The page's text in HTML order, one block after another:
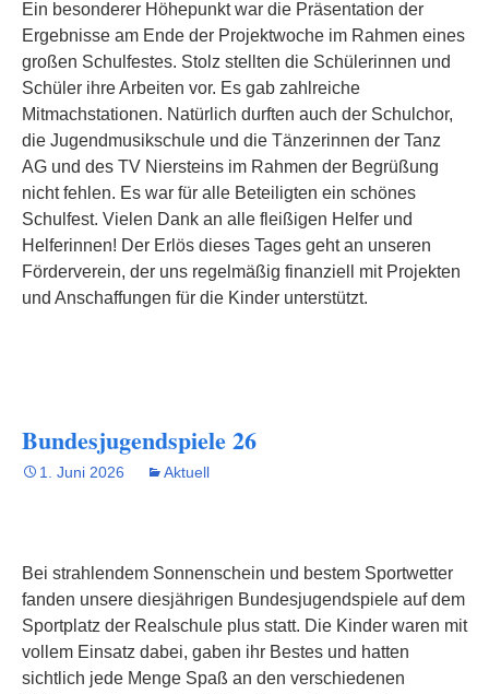
Ein besonderer Höhepunkt war die Präsentation der
Ergebnisse am Ende der Projektwoche im Rahmen eines
großen Schulfestes. Stolz stellten die Schülerinnen und
Schüler ihre Arbeiten vor. Es gab zahlreiche
Mitmachstationen. Natürlich durften auch der Schulchor,
die Jugendmusikschule und die Tänzerinnen der Tanz
AG und des TV Niersteins im Rahmen der Begrüßung
nicht fehlen. Es war für alle Beteiligten ein schönes
Schulfest. Vielen Dank an alle fleißigen Helfer und
Helferinnen! Der Erlös dieses Tages geht an unseren
Förderverein, der uns regelmäßig finanziell mit Projekten
und Anschaffungen für die Kinder unterstützt.
Bundesjugendspiele 26
1. Juni 2026 Aktuell
Bei strahlendem Sonnenschein und bestem Sportwetter
fanden unsere diesjährigen Bundesjugendspiele auf dem
Sportplatz der Realschule plus statt. Die Kinder waren mit
vollem Einsatz dabei, gaben ihr Bestes und hatten
sichtlich jede Menge Spaß an den verschiedenen